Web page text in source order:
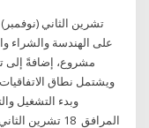
على الهندسة والشراء
ويشتمل نطاق
وبدء التشغيل